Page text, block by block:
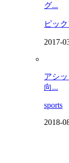
グ...
ピッ
2017-
アシ
向...
sports
2018-